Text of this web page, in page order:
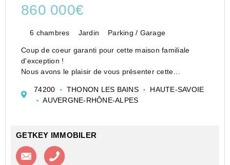
860 000€
6 chambres Jardin Parking / Garage
Coup de coeur garanti pour cette maison familiale
d'exception !
Nous avons le plaisir de vous présenter cette
implantée sur un terrain arboré de 1073 m2.
Un cadre verdoyant et préservé, idéal pour les fa...
74200 THONON LES BAINS
HAUTE-SAVOIE
AUVERGNE-RHÔNE-ALPES
GETKEY IMMOBILER
Contacter l'agence